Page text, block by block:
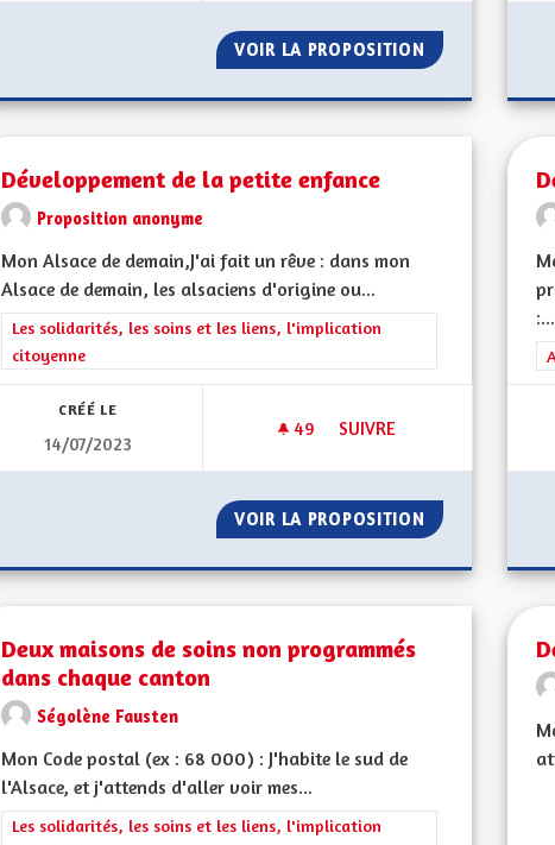
VOIR LA PROPOSITION
Développement de la petite enfance
Proposition anonyme
Mon Alsace de demain,J'ai fait un rêve : dans mon
Alsace de demain, les alsaciens d'origine ou...
Filtrer les résultats de la catégorie : Les solidarités, les soins et les
Les solidarités, les soins et les liens, l'implication
citoyenne
CRÉÉ LE
14/07/2023
49 49 ABONNÉS
SUIVRE
DÉVELOPPEMENT DE LA
VOIR LA PROPOSITION
:...
Deux maisons de soins non programmés
dans chaque canton
Ségolène Fausten
Mon Code postal (ex : 68 000) : J'habite le sud de
l'Alsace, et j'attends d'aller voir mes...
Filtrer les résultats de la catégorie : Les solidarités, les soins et les
Les solidarités, les soins et les liens, l'implication